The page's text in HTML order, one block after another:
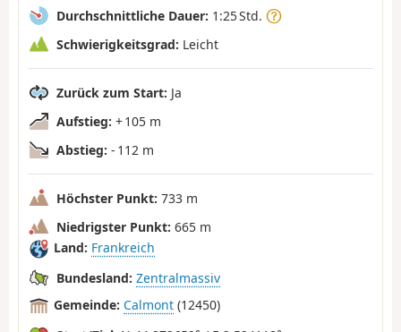
Durchschnittliche Dauer: 1:25 Std.
Schwierigkeitsgrad: Leicht
Zurück zum Start: Ja
Aufstieg: + 105 m
Abstieg: - 112 m
Höchster Punkt: 733 m
Niedrigster Punkt: 665 m
Land: Frankreich
Bundesland: Zentralmassiv
Gemeinde: Calmont (12450)